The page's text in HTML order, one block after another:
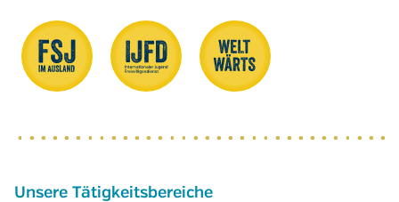
Unsere Tätigkeitsbereiche